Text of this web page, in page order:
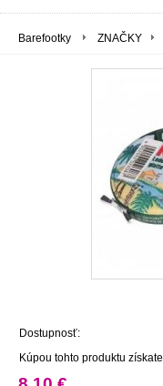
Barefootky ZNAČKY
Dostupnosť:
Kúpou tohto produktu získate